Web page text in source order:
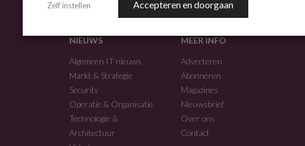
NIEUWS
Algemeen IT nieuws
Markt & Strategie
Security
Operatie & Organisatie
Technologie &
Architectuur
MEER INFO
Adverteren
Abonneren
Magazines
Nieuwsbrief
Over ons
Contact
Zelf instellen Accepteren en doorgaan